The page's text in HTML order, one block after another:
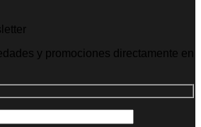
y promociones directamente en